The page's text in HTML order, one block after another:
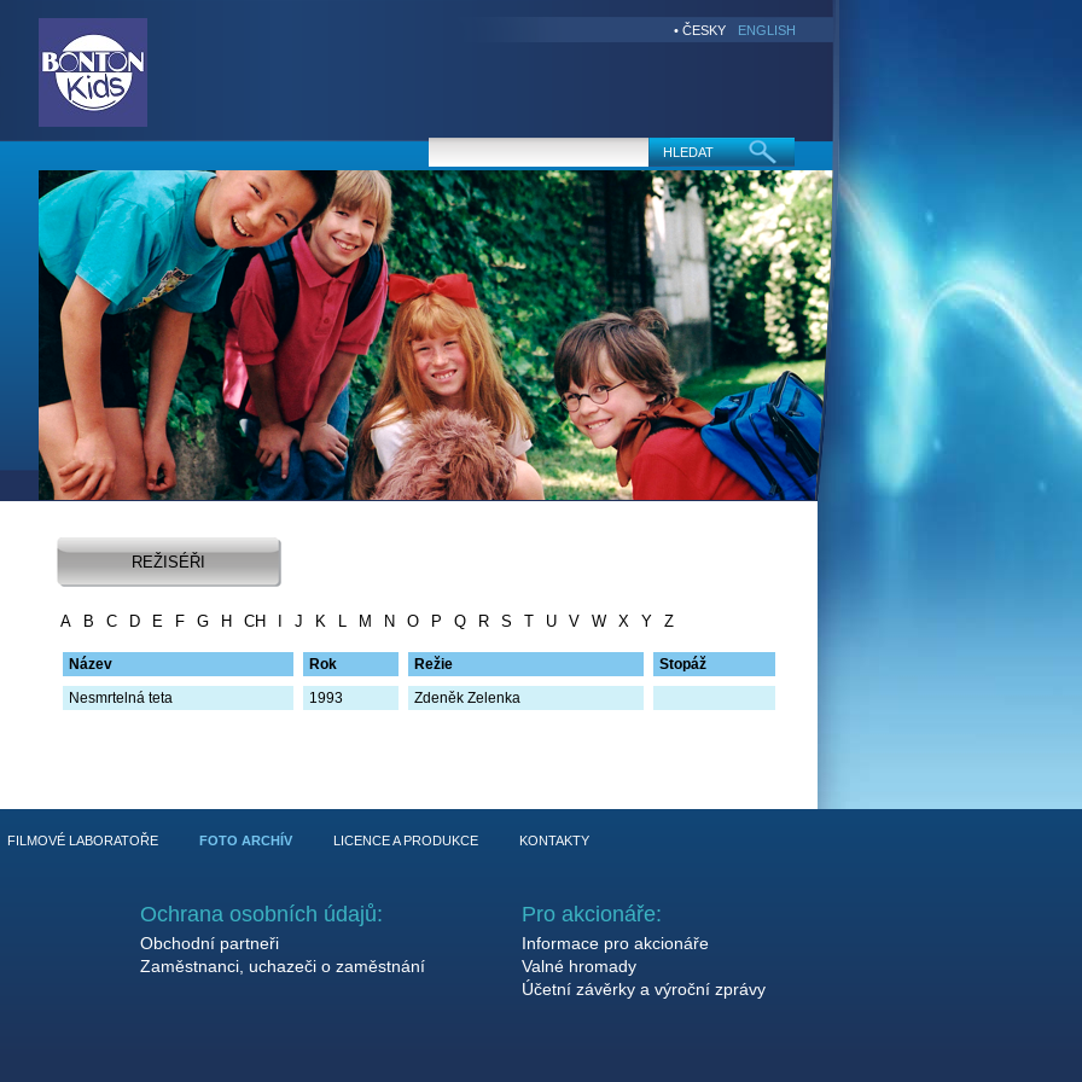
ENGLISH
• ČESKY
REŽISÉŘI
A B C D E F G H CH J K L M N O P Q R S T U V W X Y Z
Název Rok Režie
Stopáž
Nesmrtelná teta
1993 Zdeněk Zelenka
FILMOVÉ LABORATOŘE FOTO ARCHÍV LICENCE A PRODUKCE KONTAKTY
Pro akcionáře:
Informace pro akcionáře
Valné hromady
Účetní závěrky a výroční zprávy
Ochrana osobních údajů:
Obchodní partneři
Zaměstnanci, uchazeči o zaměstnání